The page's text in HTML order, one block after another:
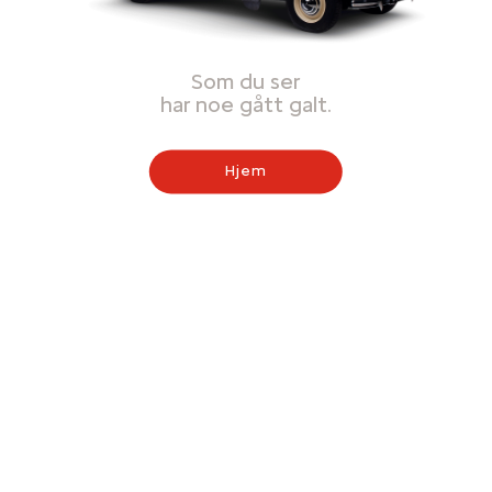
Som du ser
har noe gått galt.
Hjem